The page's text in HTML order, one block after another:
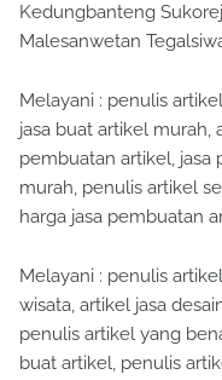
Kedungbanteng
Malesanwetan
Melayani : penulis
jasa buat artikel murah,
pembuatan artikel, jasa
murah, penulis artikel
harga jasa pembuatan
Melayani : penulis
wisata, artikel jasa
penulis artikel yang
buat artikel, penulis